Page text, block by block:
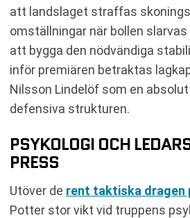
att landslaget straffas
omställningar när bollen
att bygga den nödvändiga
inför premiären betraktas
Nilsson Lindelöf som en
defensiva strukturen.
PSYKOLOGI OCH
PRESS
Utöver de rent taktiska dragen
Potter stor vikt vid truppens